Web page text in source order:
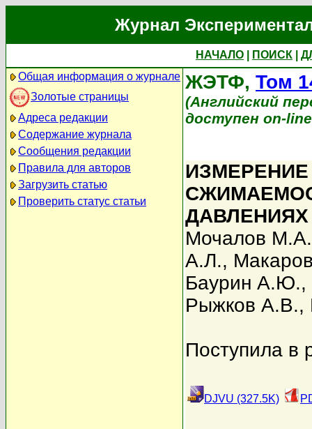
Журнал
НАЧАЛО ПОИСК
Общая информация о журнале
Золотые страницы
Адреса редакции
Содержание журнала
Сообщения редакции
Правила для авторов
Загрузить статью
Проверить статус статьи
ЖЭТФ, Том
(Английский
доступен on-
ДАВЛЕНИЯХ
Мочалов М.А.
А.Л.,
Баурин А.Ю.,
Рыжков А.В.,
Поступила в
DJVU (327.5K)